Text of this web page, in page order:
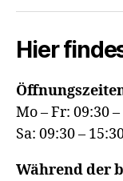
Hier
Mo – Fr: 09:30
Sa: 09:30 –
Während der